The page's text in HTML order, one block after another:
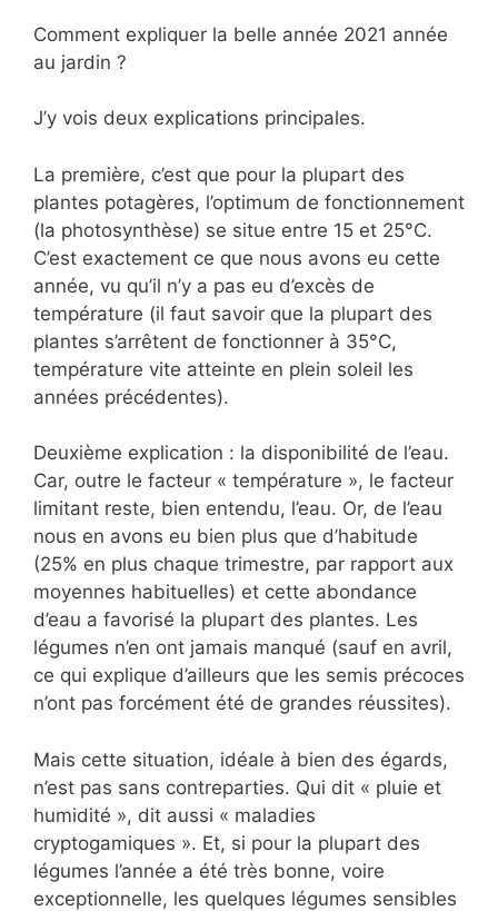
Comment expliquer la belle année 2021 année
au jardin ?
J’y vois deux explications principales.
La première, c’est que pour la plupart des
plantes potagères, l’optimum de fonctionnement
(la photosynthèse) se situe entre 15 et 25°C.
C’est exactement ce que nous avons eu cette
année, vu qu’il n’y a pas eu d’excès de
température (il faut savoir que la plupart des
plantes s’arrêtent de fonctionner à 35°C,
température vite atteinte en plein soleil les
années précédentes).
Deuxième explication : la disponibilité de l’eau.
Car, outre le facteur « température », le facteur
limitant reste, bien entendu, l’eau. Or, de l’eau
nous en avons eu bien plus que d’habitude
(25% en plus chaque trimestre, par rapport aux
moyennes habituelles) et cette abondance
d’eau a favorisé la plupart des plantes. Les
légumes n’en ont jamais manqué (sauf en avril,
ce qui explique d’ailleurs que les semis précoces
n’ont pas forcément été de grandes réussites).
Mais cette situation, idéale à bien des égards,
n’est pas sans contreparties. Qui dit « pluie et
humidité », dit aussi « maladies
cryptogamiques ». Et, si pour la plupart des
légumes l’année a été très bonne, voire
exceptionnelle, les quelques légumes sensibles